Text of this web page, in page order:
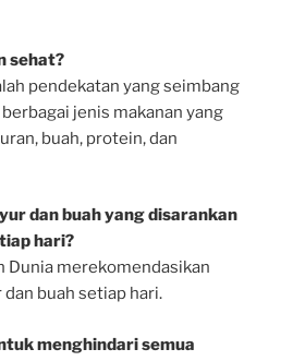
sehat?
pendekatan yang seimbang
jenis makanan yang
buah, protein, dan
dan buah yang disarankan
hari?
Dunia merekomendasikan
buah setiap hari.
menghindari semua